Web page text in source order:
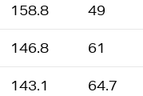
158.8 49
146.8 61
143.1 64.7